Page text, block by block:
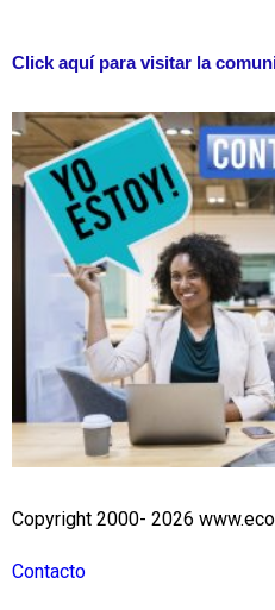
Click aquí para visitar la
Copyright 2000- 2026
Contacto